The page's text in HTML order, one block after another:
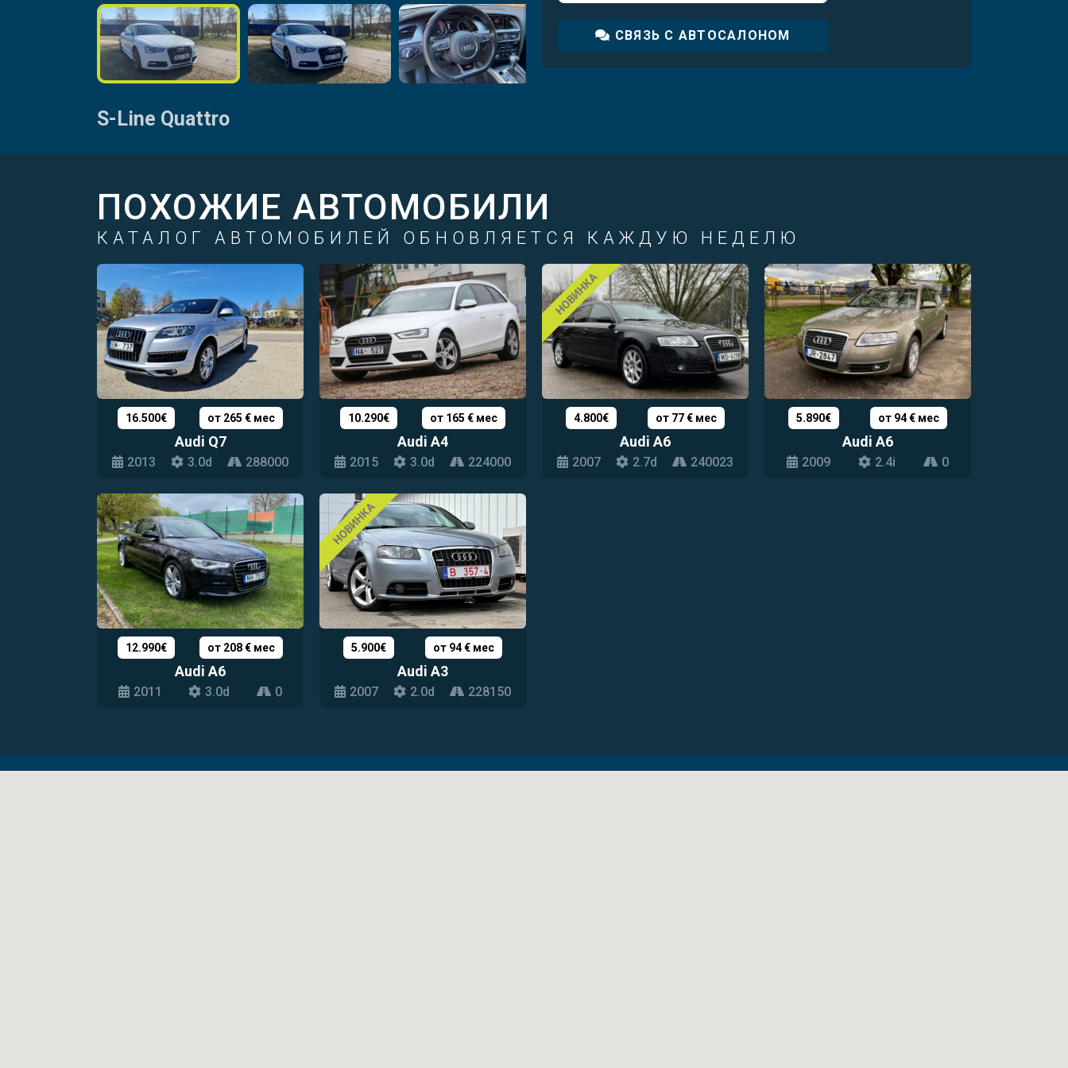
S-Line Quattro
СВЯЗЬ С АВТОСАЛОНОМ
ПОХОЖИЕ АВТОМОБИЛИ
КАТАЛОГ АВТОМОБИЛЕЙ ОБНОВЛЯЕТСЯ КАЖДУЮ НЕДЕЛЮ
16.500€ от 265 € мес
Audi Q7
2013 3.0d 288000
10.290€ от 165 € мес
Audi A4
2015 3.0d 224000
НОВИНКА
4.800€ от 77 € мес
Audi A6
2007 2.7d 240023
5.890€ от 94 € мес
Audi A6
2009 2.4i 0
12.990€ от 208 € мес
Audi A6
2011 3.0d 0
НОВИНКА
5.900€ от 94 € мес
Audi A3
2007 2.0d 228150